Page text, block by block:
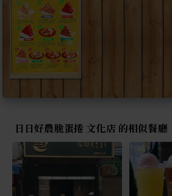
日日好農脆蛋捲 文化店 的相似餐廳